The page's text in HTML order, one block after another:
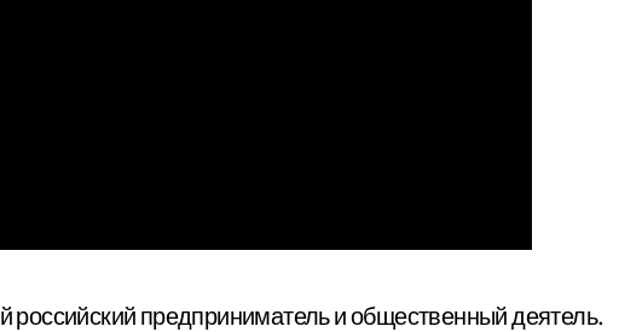
российский предприниматель и общественный деятель.